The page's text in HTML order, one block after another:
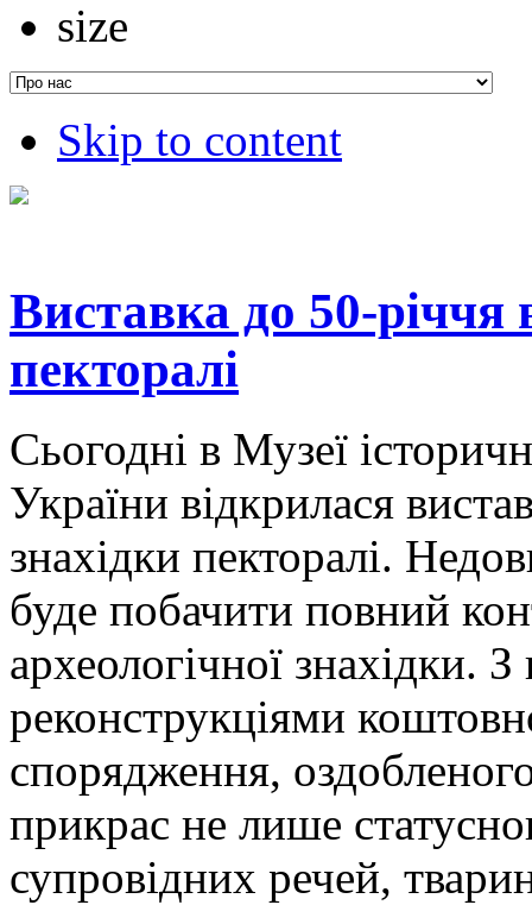
Skip to content
Виставка до 50-річчя
пекторалі
Сьогодні в Музеї
України відкрилася
знахідки пекторалі.
буде побачити повний
археологічної знахідки.
реконструкціями
спорядження,
прикрас не лише
супровідних речей,